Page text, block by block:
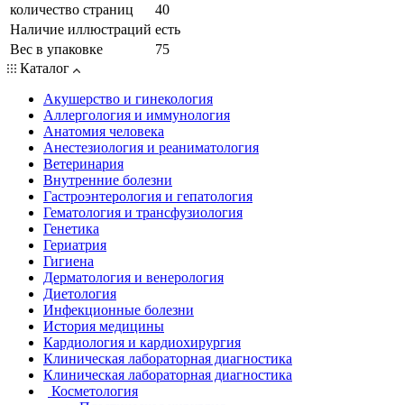
количество страниц
40
Наличие иллюстраций есть
Вес в упаковке
75
Каталог
Акушерство и гинекология
Аллергология и иммунология
Анатомия человека
Анестезиология и реаниматология
Ветеринария
Внутренние болезни
Гастроэнтерология и гепатология
Гематология и трансфузиология
Генетика
Гериатрия
Гигиена
Дерматология и венерология
Диетология
Инфекционные болезни
История медицины
Кардиология и кардиохирургия
Клиническая лабораторная диагностика
Клиническая лабораторная диагностика
Косметология